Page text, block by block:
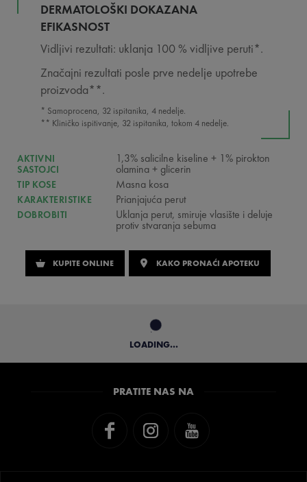
DERMATOLOŠKI DOKAZANA
EFIKASNOST
Vidljivi rezultati: uklanja 100 % vidljive peruti*.
Značajni rezultati posle prve nedelje upotrebe
proizvoda**.
* Samoprocena, 32 ispitanika, 4 nedelje.
** Kliničko ispitivanje, 32 ispitanika, tokom 4 nedelje.
AKTIVNI
SASTOJCI
1,3% salicilne kiseline + 1% pirokton
olamina + glicerin
TIP KOSE Masna kosa
KARAKTERISTIKE Prianjajuća perut
DOBROBITI Uklanja perut, smiruje vlasište i deluje
protiv stvaranja sebuma
KUPITE ONLINE KAKO PRONAĆI APOTEKU
LOADING...
PRATITE NAS NA